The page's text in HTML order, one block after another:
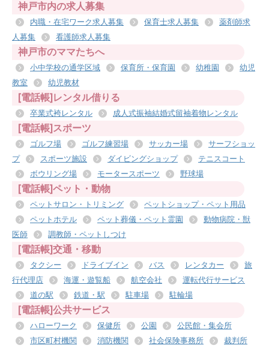
神戸市内の求人募集
内職・在宅ワーク求人募集 保育士求人募集
薬剤師求
人募集
看護師求人募集
神戸市のママたちへ
小中学校の通学区域 保育所・保育園 幼稚園
幼児
教室
幼児教材
[電話帳]レンタル借りる
卒業式袴レンタル 成人式振袖結婚式留袖着物レンタル
[電話帳]スポーツ
ゴルフ場 ゴルフ練習場 サッカー場
サーフショッ
プ
スポーツ施設 ダイビングショップ
テニスコート
ボウリング場
モータースポーツ 野球場
[電話帳]ペット・動物
ペットサロン・トリミング
ペットショップ・ペット用品
ペットホテル
ペット葬儀・ペット霊園
動物病院・獣
医師
調教師・ペットしつけ
[電話帳]交通・移動
タクシー ドライブイン バス レンタカー
旅
行代理店
海運・遊覧船 航空会社
運転代行サービス
道の駅
鉄道・駅 駐車場 駐輪場
[電話帳]公共サービス
ハローワーク 保健所 公園
公民館・集会所
市区町村機関
消防機関 社会保険事務所
裁判所